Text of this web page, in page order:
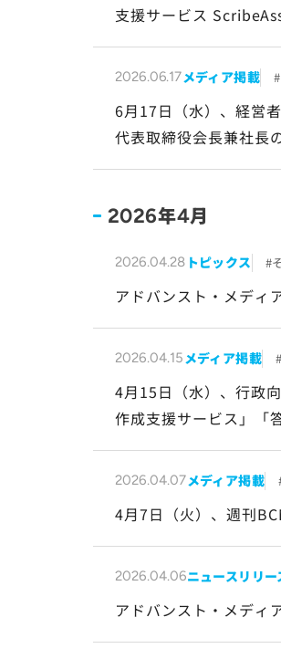
支援サービス
2026.06.17メディア掲載
6月17日（水）、経営
代表取締役会長兼社長
2026年4月
2026.04.28 トピックス
アドバンスト・メディ
2026.04.15メディア掲載
4月15日（水）、行政
作成支援サービス」「
2026.04.07メディア掲載
4月7日（火）、週刊
2026.04.06ニュースリリー
アドバンスト・メディ